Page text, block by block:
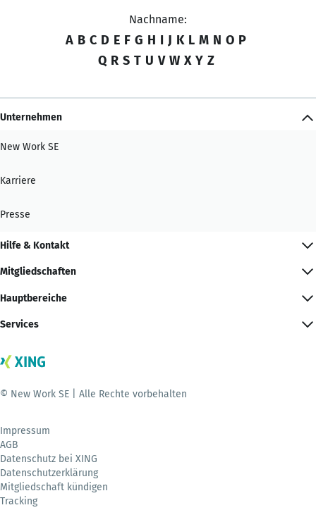
Nachname:
A B C D E F G H I J K L M N O P
Q R S T U V W X Y Z
Unternehmen
New Work SE
Karriere
Presse
Hilfe & Kontakt
Mitgliedschaften
Hauptbereiche
Services
© New Work SE | Alle Rechte vorbehalten
Impressum
AGB
Datenschutz bei XING
Datenschutzerklärung
Mitgliedschaft kündigen
Tracking